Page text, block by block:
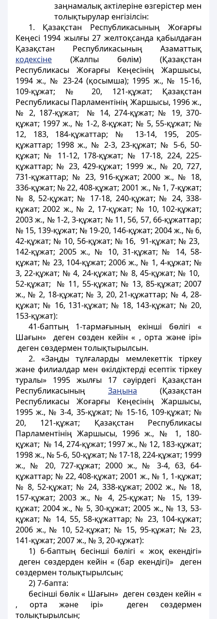
заңнамалық актілеріне өзгерістер мен
толықтырулар енгізілсін:
1. Қазақстан Республикасының Жоғарғы
Кеңесі 1994 жылғы 27 желтоқсанда қабылдаған
Қазақстан Республикасының Азаматтық
кодексіне (Жалпы бөлім) (Қазақстан
Республикасы Жоғарғы Кеңесінің Жаршысы,
1994 ж., № 23-24 (қосымша); 1995 ж., № 15-16,
109-құжат; № 20, 121-құжат; Қазақстан
Республикасы Парламентінің Жаршысы, 1996 ж.,
№ 2, 187-құжат; № 14, 274-құжат; № 19, 370-
құжат; 1997 ж., № 1-2, 8-құжат; № 5, 55-құжат; №
12, 183, 184-құжаттар; № 13-14, 195, 205-
құжаттар; 1998 ж., № 2-3, 23-құжат; № 5-6, 50-
құжат; № 11-12, 178-құжат; № 17-18, 224, 225-
құжаттар; № 23, 429-құжат; 1999 ж., № 20, 727,
731-құжаттар; № 23, 916-құжат; 2000 ж., № 18,
336-құжат; № 22, 408-құжат; 2001 ж., № 1, 7-құжат;
№ 8, 52-құжат; № 17-18, 240-құжат; № 24, 338-
құжат; 2002 ж., № 2, 17-құжат; № 10, 102-құжат;
2003 ж., № 1-2, 3-құжат; № 11, 56, 57, 66-құжаттар;
№ 15, 139-құжат; № 19-20, 146-құжат; 2004 ж., № 6,
42-құжат; № 10, 56-құжат; № 16, 91-құжат; № 23,
142-құжат; 2005 ж., № 10, 31-құжат; № 14, 58-
құжат; № 23, 104-құжат; 2006 ж., № 1, 4-құжат; №
3, 22-құжат; № 4, 24-құжат; № 8, 45-құжат; № 10,
52-құжат; № 11, 55-құжат; № 13, 85-құжат; 2007
ж., № 2, 18-құжат; № 3, 20, 21-құжаттар; № 4, 28-
құжат; № 16, 131-құжат; № 18, 143-құжат; № 20,
153-құжат):
41-баптың 1-тармағының екінші бөлігі «
Шағын» деген сөзден кейін « , орта және ірі»
деген сөздермен толықтырылсын.
2. «Заңды тұлғаларды мемлекеттік тіркеу
және филиалдар мен өкілдіктерді есептік тіркеу
туралы» 1995 жылғы 17 сәуірдегі Қазақстан
Республикасының Заңына (Қазақстан
Республикасы Жоғарғы Кеңесінің Жаршысы,
1995 ж., № 3-4, 35-құжат; № 15-16, 109-құжат; №
20, 121-құжат; Қазақстан Республикасы
Парламентінің Жаршысы, 1996 ж., № 1, 180-
құжат; № 14, 274-құжат; 1997 ж., № 12, 183-құжат;
1998 ж., № 5-6, 50-құжат; № 17-18, 224-құжат; 1999
ж., № 20, 727-құжат; 2000 ж., № 3-4, 63, 64-
құжаттар; № 22, 408-құжат; 2001 ж., № 1, 1-құжат;
№ 8, 52-құжат; № 24, 338-құжат; 2002 ж., № 18,
157-құжат; 2003 ж., № 4, 25-құжат; № 15, 139-
құжат; 2004 ж., № 5, 30-құжат; 2005 ж., № 13, 53-
құжат; № 14, 55, 58-құжаттар; № 23, 104-құжат;
2006 ж., № 10, 52-құжат; № 15, 95-құжат; № 23,
141-құжат; 2007 ж., № 3, 20-құжат):
1) 6-баптың бесінші бөлігі « жоқ екендігі»
деген сөздерден кейін « (бар екендігі)» деген
сөздермен толықтырылсын;
2) 7-бапта:
бесінші бөлік « Шағын» деген сөзден кейін «
, орта және ірі» деген сөздермен
толықтырылсын;